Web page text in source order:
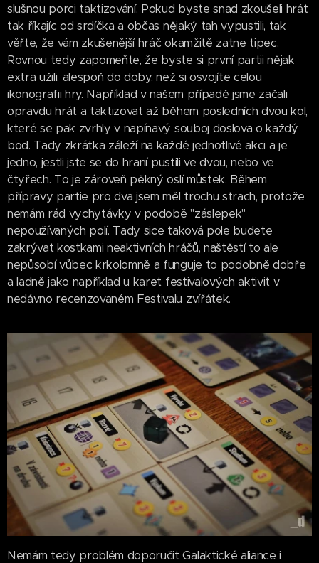
slušnou porci taktizování. Pokud byste snad zkoušeli hrát
tak říkajíc od srdíčka a občas nějaký tah vypustili, tak
věřte, že vám zkušenější hráč okamžitě zatne tipec.
Rovnou tedy zapomeňte, že byste si první partii nějak
extra užili, alespoň do doby, než si osvojíte celou
ikonografii hry. Například v našem případě jsme začali
opravdu hrát a taktizovat až během posledních dvou kol,
které se pak zvrhly v napínavý souboj doslova o každý
bod. Tady zkrátka záleží na každé jednotlivé akci a je
jedno, jestli jste se do hraní pustili ve dvou, nebo ve
čtyřech. To je zároveň pěkný oslí můstek. Během
přípravy partie pro dva jsem měl trochu strach, protože
nemám rád vychytávky v podobě "záslepek"
nepoužívaných polí. Tady sice taková pole budete
zakrývat kostkami neaktivních hráčů, naštěstí to ale
nepůsobí vůbec krkolomně a funguje to podobně dobře
a ladně jako například u karet festivalových aktivit v
nedávno recenzovaném Festivalu zvířátek.
Nemám tedy problém doporučit Galaktické aliance i